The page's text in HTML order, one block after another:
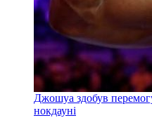
Джошуа здобув
нокдауні